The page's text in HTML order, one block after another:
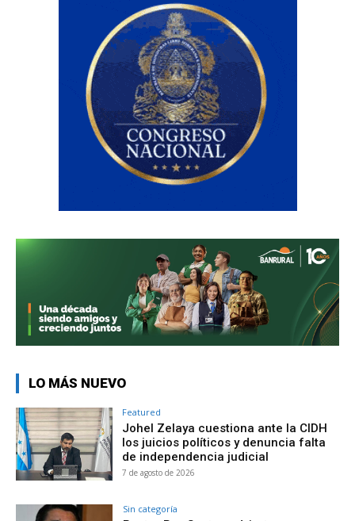
LO MÁS NUEVO
Featured
Johel Zelaya cuestiona ante la CIDH
los juicios políticos y denuncia falta
de independencia judicial
7 de agosto de 2026
Sin categoría